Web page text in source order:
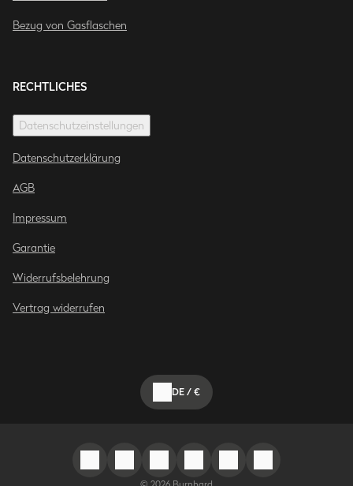
Bezug von Gasflaschen
RECHTLICHES
Datenschutzeinstellungen
Datenschutzerklärung
AGB
Impressum
Garantie
Widerrufsbelehrung
Vertrag widerrufen
DE/€